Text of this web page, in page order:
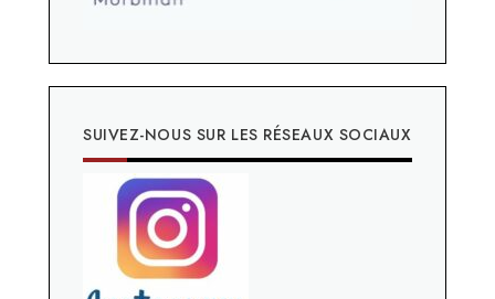
SUIVEZ-NOUS SUR LES RÉSEAUX SOCIAUX